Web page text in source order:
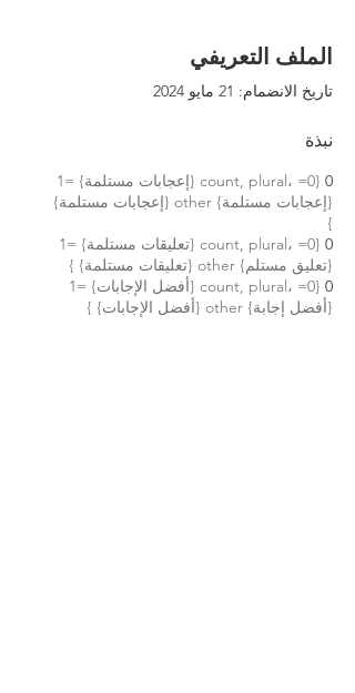
الملف التعريفي
تاريخ الانضمام: 21 مايو 2024
نبذة
0
{count, plural، =0 {إعجابات مستلمة} =1
{إعجابات مستلمة} other {إعجابات مستلمة}
}
0
{count, plural، =0 {تعليقات مستلمة} =1
{تعليق مستلم} other {تعليقات مستلمة} }
0
{count, plural، =0 {أفضل الإجابات} =1
{أفضل إجابة} other {أفضل الإجابات} }